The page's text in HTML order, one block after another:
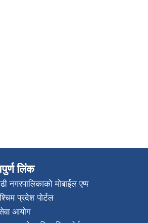
लिंक
नगरपालिकाको मोबाईल एप्प
प्रदेश पोर्टल
आयोग